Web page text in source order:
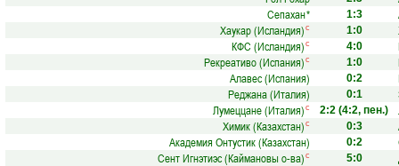
Сепахан* 1:3
Хаукар (Исландия) с 1:0
КФС (Исландия) с 4:0
Рекреативо (Испания) с 1:0
Алавес (Испания)
0:2
Реджана (Италия)
0:1
Лумеццане (Италия) с 2:2 (4:2, пен.)
Химик (Казахстан) с 0:3
Академия Онтустик (Казахстан)
0:2
Сент Игнэтиэс (Каймановы о-ва) с 5:0